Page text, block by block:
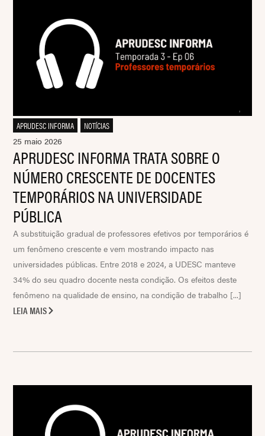
APRUDESC INFORMA
NOTÍCIAS
25 maio 2026
APRUDESC INFORMA TRATA SOBRE O
NÚMERO CRESCENTE DE DOCENTES
TEMPORÁRIOS NA UNIVERSIDADE
PÚBLICA
A substituição gradual de professores efetivos por temporários é
um fenômeno crescente e vem mostrando impacto nas
universidades públicas. Entre 2018 e 2024, a UDESC manteve
34% do seu quadro docente nesta condição. Os efeitos deste
fenômeno na qualidade de ensino, na condição de trabalho [...]
LEIA MAIS